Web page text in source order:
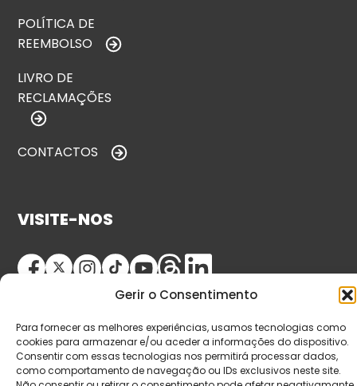
Gerir o Consentimento
Para fornecer as melhores experiências, usamos tecnologias como
cookies para armazenar e/ou aceder a informações do dispositivo.
Consentir com essas tecnologias nos permitirá processar dados,
como comportamento de navegação ou IDs exclusivos neste site.
POLÍTICA DE
REEMBOLSO
LIVRO DE
RECLAMAÇÕES
CONTACTOS
VISITE-NOS
© Copyright 2026 Saída de Emergência. Todos os